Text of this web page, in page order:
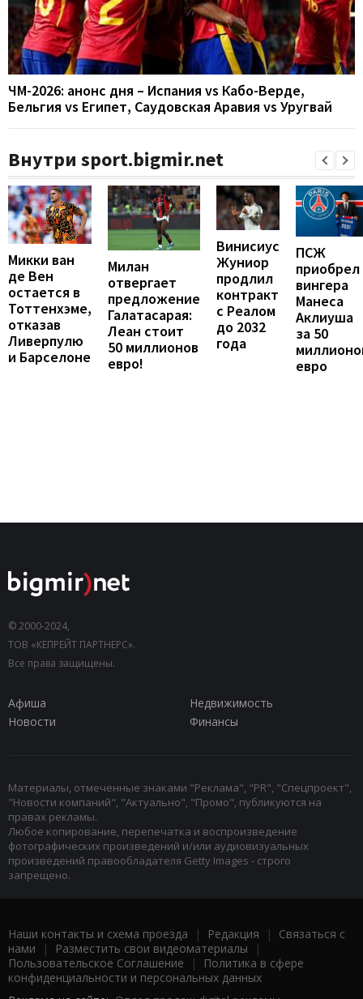
ЧМ-2026: анонс дня – Испания vs Кабо-Верде,
Бельгия vs Египет, Саудовская Аравия vs Уругвай
Внутри sport.bigmir.net
Микки ван
де Вен
остается в
Тоттенхэме,
отказав
Ливерпулю
и Барселоне
Милан
отвергает
предложение
Галатасарая:
Леан стоит
50 миллионов
евро!
Винисиус
Жуниор
продлил
контракт
с Реалом
до 2032
года
ПСЖ
приобрел
вингера
Манеса
Аклиуша
за 50
евро
© 2000-2024,
ТОВ «КЕПРЕЙТ ПАРТНЕРС».
Все права защищены.
Афиша
Недвижимость
Новости
Финансы
Материалы, отмеченные знаками "Реклама", "PR", "Спецпроект",
"Новости компаний", "Актуально", "Промо", публикуются на
правах рекламы.
Любое копирование, перепечатка и воспроизведение
фотографических произведений и/или аудиовизуальных
произведений правообладателя Getty Images - строго
запрещено.
Наши контакты и схема проезда | Редакция | Связаться с
нами | Разместить свои видеоматериалы |
Пользовательское Соглашение |
Политика в сфере
конфиденциальности и персональных данных